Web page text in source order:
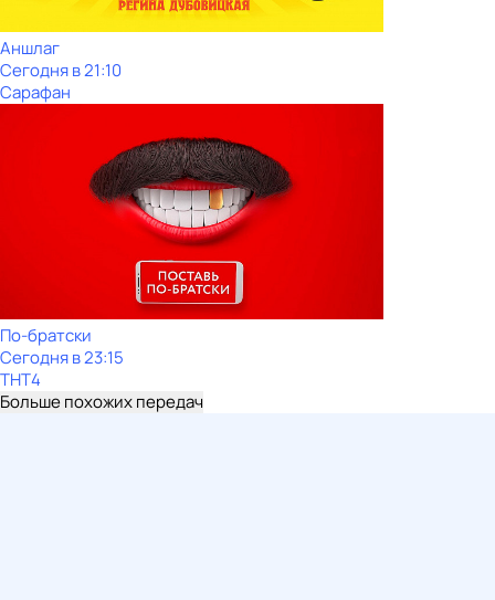
Аншлаг
Сегодня в 21:10
Сарафан
По-братски
Сегодня в 23:15
ТНТ4
Больше похожих передач